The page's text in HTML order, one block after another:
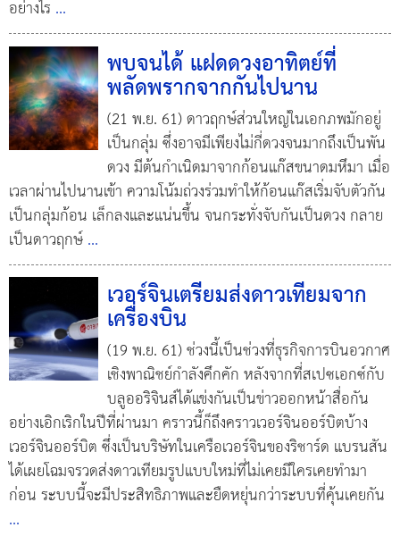
อย่างไร ...
พบจนได้ แฝดดวงอาทิตย์ที่
พลัดพรากจากกันไปนาน
(21 พ.ย. 61) ดาวฤกษ์ส่วนใหญ่ในเอกภพมักอยู่
เป็นกลุ่ม ซึ่งอาจมีเพียงไม่กี่ดวงจนมากถึงเป็นพัน
ดวง มีต้นกำเนิดมาจากก้อนแก๊สขนาดมหึมา เมื่อ
เวลาผ่านไปนานเข้า ความโน้มถ่วงร่วมทำให้ก้อนแก๊สเริ่มจับตัวกัน
เป็นกลุ่มก้อน เล็กลงและแน่นขึ้น จนกระทั่งจับกันเป็นดวง กลาย
เป็นดาวฤกษ์...
เวอร์จินเตรียมส่งดาวเทียมจาก
เครื่องบิน
(19 พ.ย. 61) ช่วงนี้เป็นช่วงที่ธุรกิจการบินอวกาศ
เชิงพาณิชย์กำลังคึกคัก หลังจากที่สเปซเอกซ์กับ
บลูออริจินส์ได้แข่งกันเป็นข่าวออกหน้าสื่อกัน
อย่างเอิกเริกในปีที่ผ่านมา คราวนี้ก็ถึงคราวเวอร์จินออร์บิตบ้าง
เวอร์จินออร์บิต ซึ่งเป็นบริษัทในเครือเวอร์จินของริชาร์ด แบรนสัน
ได้เผยโฉมจรวดส่งดาวเทียมรูปแบบใหม่ที่ไม่เคยมีใครเคยทำมา
ก่อน ระบบนี้จะมีประสิทธิภาพและยืดหยุ่นกว่าระบบที่คุ้นเคยกัน
...